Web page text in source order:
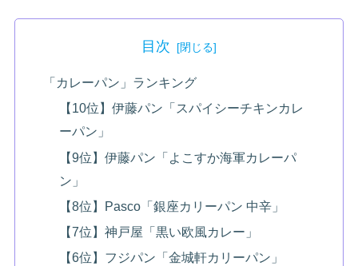
目次
「カレーパン」ランキング
【10位】伊藤パン「スパイシーチキンカレ
ーパン」
【9位】伊藤パン「よこすか海軍カレーパ
ン」
【8位】Pasco「銀座カリーパン 中辛」
【7位】神戸屋「黒い欧風カレー」
【6位】フジパン「金城軒カリーパン」